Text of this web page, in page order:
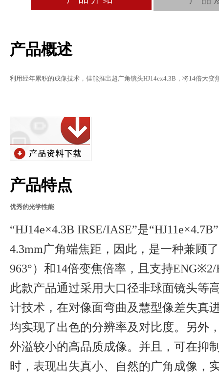
产品概述
利用经年累积的成像技术，佳能推出超广角镜头HJ14ex4.3B，将14倍大
产品特点
优秀的光学性能
“HJ14e×4.3B IRSE/IASE”是
4.3mm广角端焦距，因此，是一种兼顾
963°）和14倍变焦倍率，且支持
此款产品通过采用大口径非球面镜头等
计技术，在对像面弯曲及慧型像差失真
均实现了出色的分辨率及对比度。另外
外溢较小的高品质成像。并且，可在抑
时，表现出失真小、自然的广角成像，